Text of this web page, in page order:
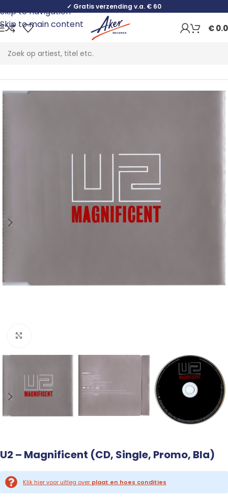
Skip to navigation
Skip to main content
✓ Gratis verzending v.a. € 60
€
Home Rock
U2 – Magnificent (CD, Single, Promo, Bla)
Klik hier voor uitleg over plaat en hoes condities